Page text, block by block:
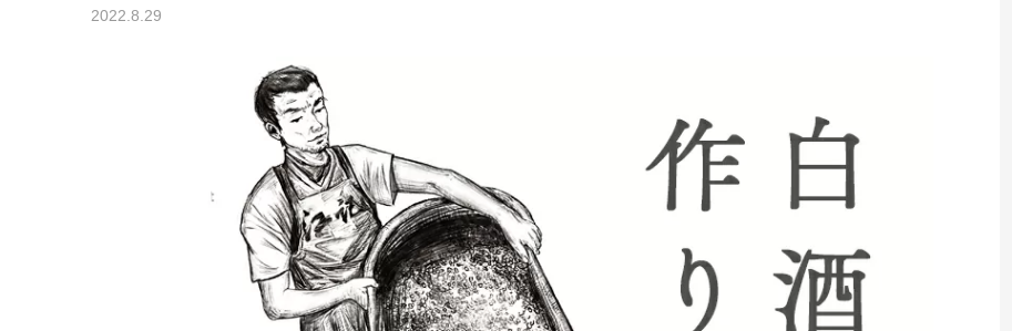
2022.8.29